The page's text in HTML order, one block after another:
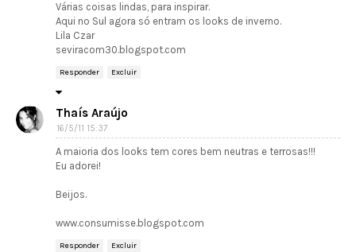
Várias coisas lindas, para inspirar.
Aqui no Sul agora só entram os looks de inverno.
Lila Czar
seviracom30.blogspot.com
Responder Excluir
Thaís Araújo
16/5/11 15:37
A maioria dos looks tem cores bem neutras e terrosas!!!
Eu adorei!
Beijos.
www.consumisse.blogspot.com
Responder Excluir